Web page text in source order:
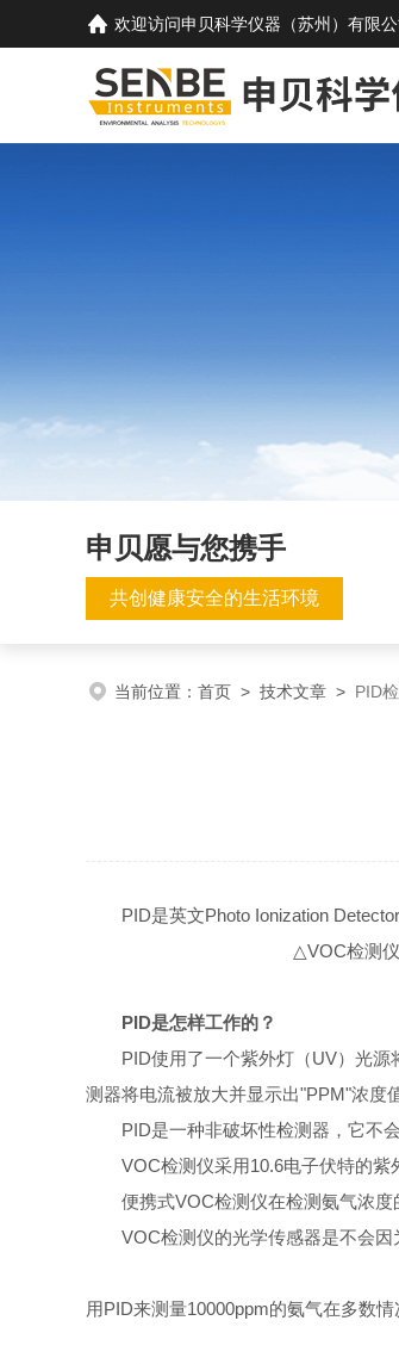
欢迎访问申贝科学仪器（苏州）有限公
申贝愿与您携手
共创健康安全的生活环境
当前位置： 首页 > 技术文章 > PID
PID是英文Photo Ionization
△VOC检测仪
PID是怎样工作的？
PID使用了一个紫外灯（UV）光源
测器将电流被放大并显示出"PPM"浓度
PID是一种非破坏性检测器，它不
VOC检测仪采用10.6电子伏特的紫
便携式VOC检测仪在检测氨气浓度
VOC检测仪的光学传感器是不会因
用PID来测量10000ppm的氨气在多数